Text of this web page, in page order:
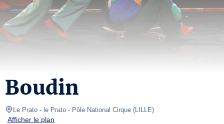
Boudin
Le Prato - le Prato - Pôle National Cirque (LILLE)
Afficher le plan